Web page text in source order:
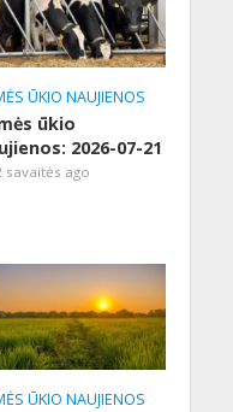
ŪKIO NAUJIENOS
ūkio
2026-07-21
savaitės ago
ŪKIO NAUJIENOS